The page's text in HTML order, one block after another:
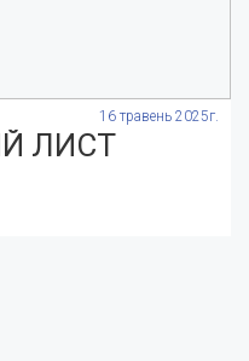
16 травень 2025г.
ЛИСТ